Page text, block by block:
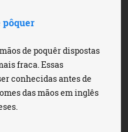
pôquer
de poquêr dispostas
fraca. Essas
conhecidas antes de
das mãos em inglês